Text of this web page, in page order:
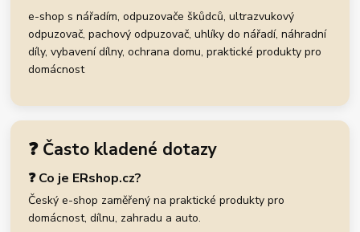
e-shop s nářadím, odpuzovače škůdců, ultrazvukový
odpuzovač, pachový odpuzovač, uhlíky do nářadí, náhradní
díly, vybavení dílny, ochrana domu, praktické produkty pro
domácnost
❓ Často kladené dotazy
❓ Co je ERshop.cz?
Český e-shop zaměřený na praktické produkty pro
domácnost, dílnu, zahradu a auto.